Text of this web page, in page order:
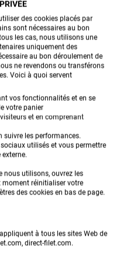
naturel, vous
coco, qui est
pour un résultat
notre
cocopour ajouter
UNE
il faut donc
d'ombrage pour
en cas de fort vent
de retirer le
d'intempérie.
optez pour un
une touche
des cookies placés par
sont nécessaires au bon
les cas, nous utilisons une
uniquement des
au bon déroulement de
ne revendons ou transférons
Voici à quoi servent
vos fonctionnalités et en se
votre panier
et en comprenant
suivre les performances.
utilisés et vous permettre
nous utilisons, ouvrez les
moment réinitialiser votre
des cookies en bas de page.
à tous les sites Web de
direct-filet.com.